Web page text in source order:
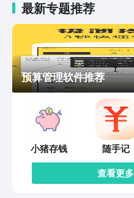
最新专题推荐
预算管理软件推荐
小猪存钱 随手记
查看更多